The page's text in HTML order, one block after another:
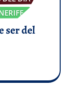
ser del